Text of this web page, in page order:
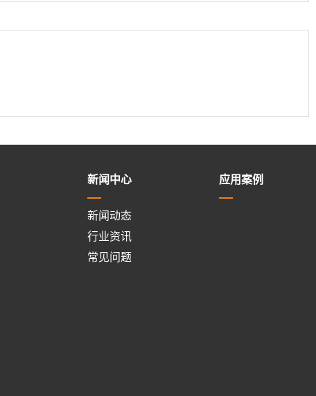
新闻中心
新闻动态
行业资讯
常见问题
应用案例